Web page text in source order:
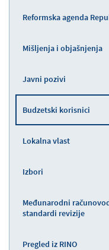
Reformska agenda
Mišljenja i objašnjenja
Javni pozivi
Budzetski korisnici
Lokalna vlast
Izbori
Međunarodni
standardi revizije
Pregled iz RINO